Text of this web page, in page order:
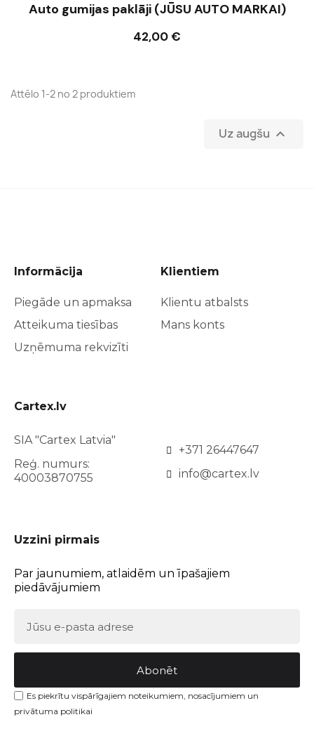
Auto gumijas paklāji (JŪSU AUTO MARKAI)
42,00 €
Ielikt grozā
Attēlo 1-2 no 2 produktiem
Uz augšu 
Informācija
Piegāde un apmaksa
Atteikuma tiesības
Uzņēmuma rekvizīti
Klientiem
Klientu atbalsts
Mans konts
Cartex.lv
SIA "Cartex Latvia"
Reģ. numurs:
40003870755
+371 26447647
info@cartex.lv
Uzzini pirmais
Par jaunumiem, atlaidēm un īpašajiem
piedāvājumiem
Abonēt
Es piekrītu vispārīgajiem noteikumiem, nosacījumiem un
privātuma politikai